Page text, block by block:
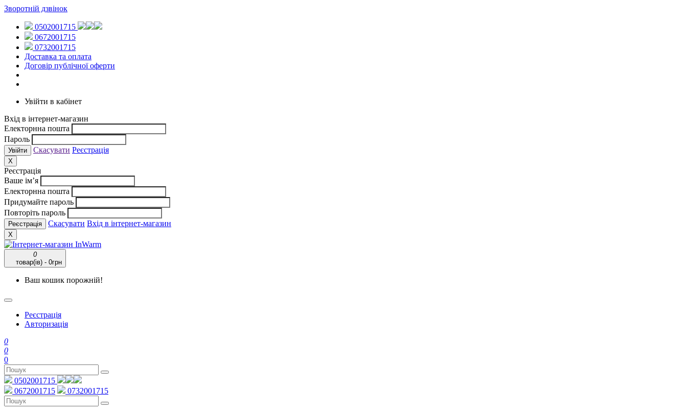
Зворотній дзвінок
0502001715
0672001715
0732001715
Доставка та оплата
Договір публічної оферти
Увійти в кабінет
Вхід в інтернет-магазин
Електорнна пошта
Пароль
Скасувати Реєстрація
X
Реєстрація
Ваше ім’я
Електорнна пошта
Придумайте пароль
Повторіть пароль
Скасувати Вхід в інтернет-магазин
X
0
товар(ів) - 0грн
Ваш кошик порожній!
Реєстрація
Авторизація
0
0
0
0502001715
0672001715
0732001715